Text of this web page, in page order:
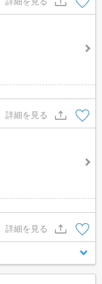
詳細を見る
詳細を見る